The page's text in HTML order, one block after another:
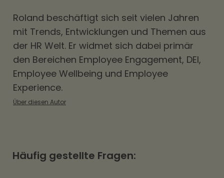
Roland beschäftigt sich seit vielen Jahren
mit Trends, Entwicklungen und Themen aus
der HR Welt. Er widmet sich dabei primär
den Bereichen Employee Engagement, DEI,
Employee Wellbeing und Employee
Experience.
Über diesen Autor
Häufig gestellte Fragen: